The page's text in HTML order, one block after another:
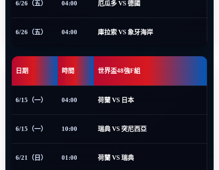
6/26（五） 04:00 厄瓜多 VS 德國
6/26（五） 04:00 庫拉索 VS 象牙海岸
日期 時間 世界盃48強F組
6/15（一） 04:00 荷蘭 VS 日本
6/15（一） 10:00 瑞典 VS 突尼西亞
6/21（日） 01:00 荷蘭 VS 瑞典